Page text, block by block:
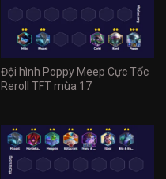
Đội hình Poppy Meep Cực Tốc
Reroll TFT mùa 17